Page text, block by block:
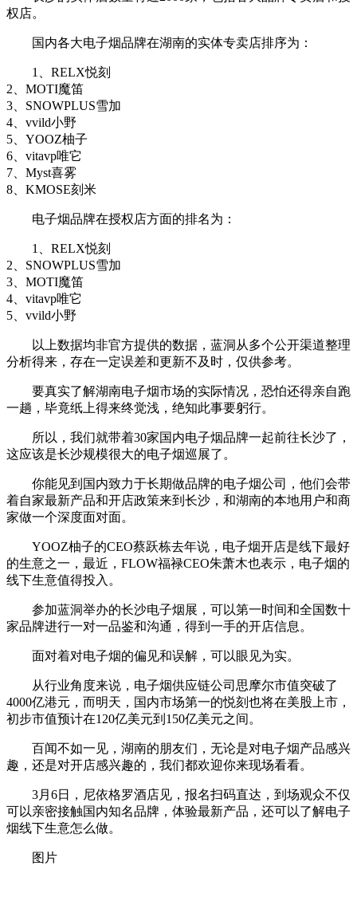
权店。
国内各大电子烟品牌在湖南的实体专卖店排序为：
1、RELX悦刻
2、MOTI魔笛
3、SNOWPLUS雪加
4、vvild小野
5、YOOZ柚子
6、vitavp唯它
7、Myst喜雾
8、KMOSE刻米
电子烟品牌在授权店方面的排名为：
1、RELX悦刻
2、SNOWPLUS雪加
3、MOTI魔笛
4、vitavp唯它
5、vvild小野
以上数据均非官方提供的数据，蓝洞从多个公开渠道整理
分析得来，存在一定误差和更新不及时，仅供参考。
要真实了解湖南电子烟市场的实际情况，恐怕还得亲自跑
一趟，毕竟纸上得来终觉浅，绝知此事要躬行。
所以，我们就带着30家国内电子烟品牌一起前往长沙了，
这应该是长沙规模很大的电子烟巡展了。
你能见到国内致力于长期做品牌的电子烟公司，他们会带
着自家最新产品和开店政策来到长沙，和湖南的本地用户和商
家做一个深度面对面。
YOOZ柚子的CEO蔡跃栋去年说，电子烟开店是线下最好
的生意之一，最近，FLOW福禄CEO朱萧木也表示，电子烟的
线下生意值得投入。
参加蓝洞举办的长沙电子烟展，可以第一时间和全国数十
家品牌进行一对一品鉴和沟通，得到一手的开店信息。
面对着对电子烟的偏见和误解，可以眼见为实。
从行业角度来说，电子烟供应链公司思摩尔市值突破了
4000亿港元，而明天，国内市场第一的悦刻也将在美股上市，
初步市值预计在120亿美元到150亿美元之间。
百闻不如一见，湖南的朋友们，无论是对电子烟产品感兴
趣，还是对开店感兴趣的，我们都欢迎你来现场看看。
3月6日，尼依格罗酒店见，报名扫码直达，到场观众不仅
可以亲密接触国内知名品牌，体验最新产品，还可以了解电子
烟线下生意怎么做。
图片